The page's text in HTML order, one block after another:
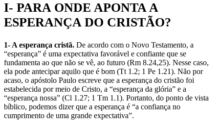
I- PARA ONDE APONTA A
ESPERANÇA DO CRISTÃO?
1- A esperança cristã. De acordo com o Novo Testamento, a
“esperança” é uma expectativa favorável e confiante que se
fundamenta ao que não se vê, ao futuro (Rm 8.24,25). Nesse caso,
ela pode antecipar aquilo que é bom (Tt 1.2; 1 Pe 1.21). Não por
acaso, o apóstolo Paulo escreve que a esperança do cristão foi
estabelecida por meio de Cristo, a “esperança da glória” e a
“esperança nossa” (Cl 1.27; 1 Tm 1.1). Portanto, do ponto de vista
bíblico, podemos dizer que a esperança é “a confiança no
cumprimento de uma grande expectativa”.